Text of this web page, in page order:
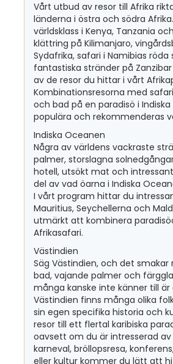
Vårt utbud av resor till Afrika
länderna i östra och södra
världsklass i Kenya, Tanzania
klättring på Kilimanjaro,
Sydafrika, safari i Namibias
fantastiska stränder på
av de resor du hittar i vårt
Kombinationsresorna med
och bad på en paradisö i
populära och rekommenderas
Indiska Oceanen
Några av världens vackraste
palmer, storslagna
hotell, utsökt mat och
del av vad öarna i Indiska
I vårt program hittar du
Mauritius, Seychellerna och
utmärkt att kombinera
Afrikasafari.
Västindien
Säg Västindien, och det smakar
bad, vajande palmer och
många kanske inte känner till
Västindien finns många olika
sin egen specifika historia och
resor till ett flertal karibiska
oavsett om du är intresserad
karneval, bröllopsresa,
eller kultur kommer du lätt att